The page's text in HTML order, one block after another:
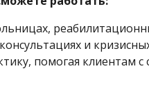
и
помогая клиентам